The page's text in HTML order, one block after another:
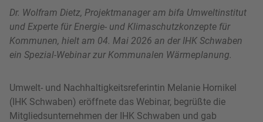
Dr. Wolfram Dietz, Projektmanager am bifa Umweltinstitut
und Experte für Energie- und Klimaschutzkonzepte für
Kommunen, hielt am 04. Mai 2026 an der IHK Schwaben
ein Spezial-Webinar zur Kommunalen Wärmeplanung.
Umwelt- und Nachhaltigkeitsreferintin Melanie Hornikel
(IHK Schwaben) eröffnete das Webinar, begrüßte die
Mitgliedsunternehmen der IHK Schwaben und gab